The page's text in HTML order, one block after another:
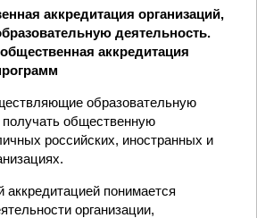
аккредитация организаций,
деятельность.
аккредитация
образовательную
получать общественную
российских, иностранных и
понимается
организации,